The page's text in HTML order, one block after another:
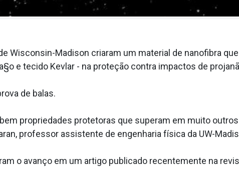
Wisconsin-Madison criaram um material de nanofibra
e tecido Kevlar - na proteção contra impactos de
de balas.
propriedades protetoras que superam em muito
professor assistente de engenharia física da UW-
o avanço em um artigo publicado recentemente na